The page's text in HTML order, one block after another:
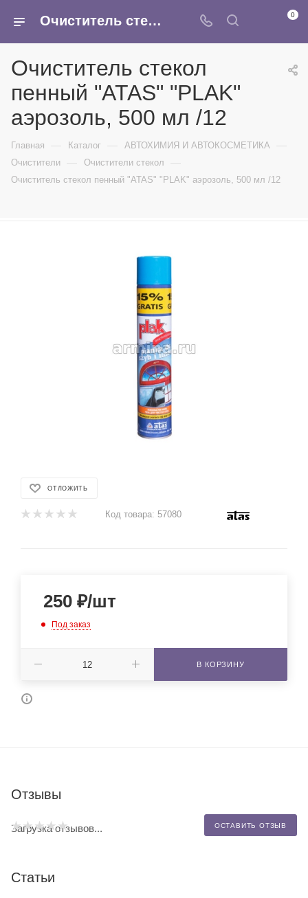
Очиститель стекол пенный "ATAS" "PLAK" аэрозоль, 500 мл /12 - купить в интернет-магазине Армина 0
Очиститель стекол
пенный "ATAS" "PLAK"
аэрозоль, 500 мл /12
Главная — Каталог — АВТОХИМИЯ И АВТОКОСМЕТИКА —
Очистители — Очистители стекол —
Очиститель стекол пенный "ATAS" "PLAK" аэрозоль, 500 мл /12
ОТЛОЖИТЬ
Код товара: 57080
250 ₽/шт
Под заказ
В КОРЗИНУ
Отзывы
ОСТАВИТЬ ОТЗЫВ
Загрузка отзывов...
Статьи